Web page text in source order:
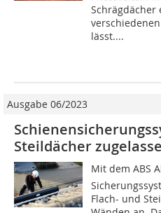
Schrägdächer
lässt....
Ausgabe 06/2023
Steildächer
Mit dem ABS
Flach- und